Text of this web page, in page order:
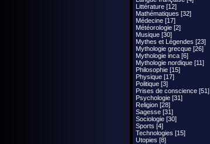
Littérature [12]
Mathématiques [32]
Médecine [17]
Météorologie [2]
Musique [30]
Mythes et Légendes [23]
Mythologie grecque [26]
Mythologie inca [6]
Mythologie nordique [11]
Philosophie [15]
Physique [17]
Politique [3]
Prises de conscience [51]
Psychologie [31]
Religion [28]
Sagesse [31]
Sociologie [30]
Sports [4]
Technologies [15]
Utopies [8]